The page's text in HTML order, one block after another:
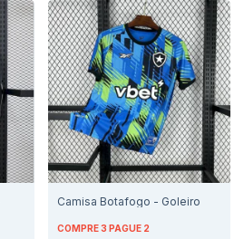
Camisa Botafogo - Goleiro
COMPRE 3 PAGUE 2